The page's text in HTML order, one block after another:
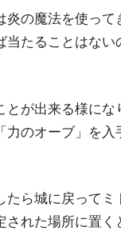
炎の魔法を使って
当たることはない
とが出来る様にな
力のオーブ」を入
たら城に戻ってミ
れた場所に置く